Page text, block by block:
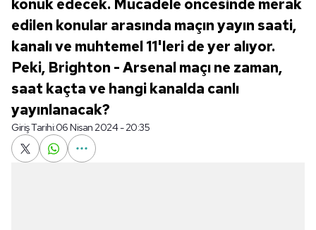
konuk edecek. Mücadele öncesinde merak
edilen konular arasında maçın yayın saati,
kanalı ve muhtemel 11'leri de yer alıyor.
Peki, Brighton - Arsenal maçı ne zaman,
saat kaçta ve hangi kanalda canlı
yayınlanacak?
Giriş Tarihi:06 Nisan 2024 - 20:35